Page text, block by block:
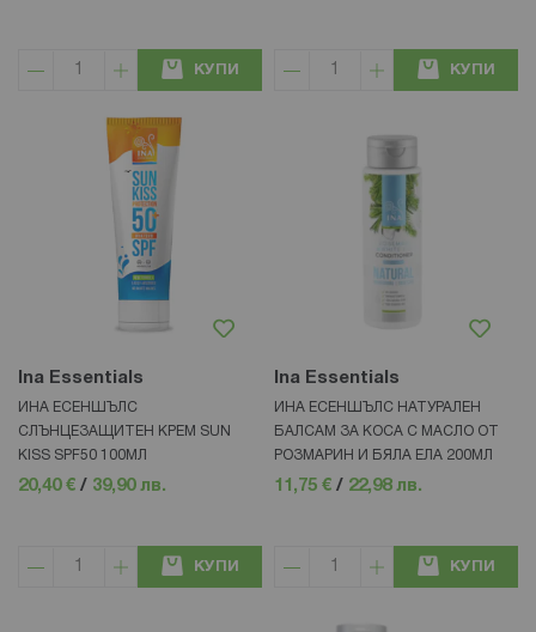
КУПИ КУПИ
Ina Essentials
ИНА ЕСЕНШЪЛС
СЛЪНЦЕЗАЩИТЕН КРЕМ SUN
KISS SPF50 100МЛ
20,40 € / 39,90 лв.
КУПИ
Ina Essentials
ИНА ЕСЕНШЪЛС НАТУРАЛЕН
БАЛСАМ ЗА КОСА С МАСЛО ОТ
РОЗМАРИН И БЯЛА ЕЛА 200МЛ
11,75 € / 22,98 лв.
КУПИ